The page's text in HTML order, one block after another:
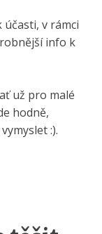
v rámci
info k
už pro malé
hodně,
:).